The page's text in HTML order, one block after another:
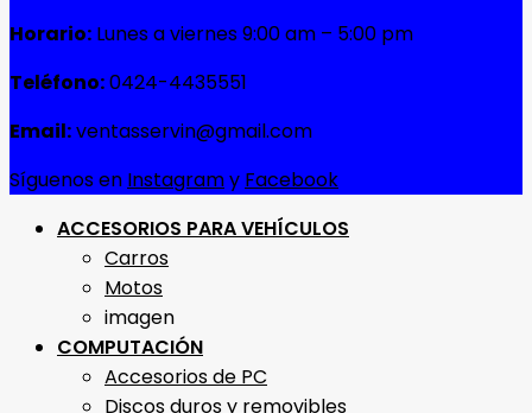
Horario: Lunes a viernes 9:00 am – 5:00 pm
Teléfono:0424-4435551
Email:ventasservin@gmail.com
Síguenos en Instagramy Facebook
ACCESORIOS PARA VEHÍCULOS
Carros
Motos
imagen
COMPUTACIÓN
Accesorios de PC
Discos duros y removibles